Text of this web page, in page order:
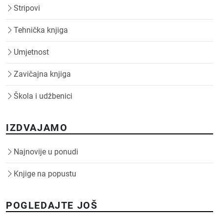
Stripovi
Tehnička knjiga
Umjetnost
Zavičajna knjiga
Škola i udžbenici
IZDVAJAMO
Najnovije u ponudi
Knjige na popustu
POGLEDAJTE JOŠ